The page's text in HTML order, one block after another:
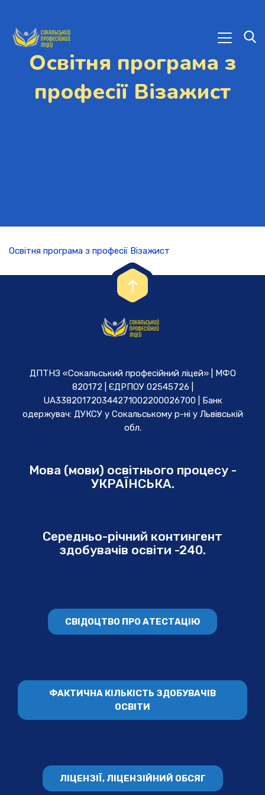
Освітня програма з
професії Візажист
Освітня програма з професії Візажист
ДПТНЗ «Сокальський професійний ліцей» | МФО
820172 | ЄДРПОУ 02545726 |
UA338201720344271002200026700 | Банк
одержувач: ДУКСУ у Cокальському р-ні у Львівській
обл.
Мова (мови) освітнього процесу -
УКРАЇНСЬКА.
Середньо-річний контингент
здобувачів освіти -240.
СВІДОЦТВО ПРО АТЕСТАЦІЮ
ФАКТИЧНА КІЛЬКІСТЬ ЗДОБУВАЧІВ
ОСВІТИ
ЛІЦЕНЗІЇ, ЛІЦЕНЗІЙНИЙ ОБСЯГ